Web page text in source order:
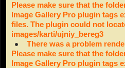
Please make sure that the
Image Gallery Pro plugin tags
files. The plugin could not
images/karti/ujniy_bereg3
There was a problem
Please make sure that the
Image Gallery Pro plugin tags